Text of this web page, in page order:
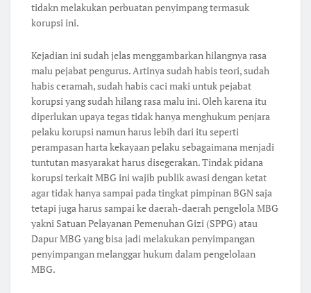
tidakn melakukan perbuatan penyimpang termasuk
korupsi ini.
Kejadian ini sudah jelas menggambarkan hilangnya rasa
malu pejabat pengurus. Artinya sudah habis teori, sudah
habis ceramah, sudah habis caci maki untuk pejabat
korupsi yang sudah hilang rasa malu ini. Oleh karena itu
diperlukan upaya tegas tidak hanya menghukum penjara
pelaku korupsi namun harus lebih dari itu seperti
perampasan harta kekayaan pelaku sebagaimana menjadi
tuntutan masyarakat harus disegerakan. Tindak pidana
korupsi terkait MBG ini wajib publik awasi dengan ketat
agar tidak hanya sampai pada tingkat pimpinan BGN saja
tetapi juga harus sampai ke daerah-daerah pengelola MBG
yakni Satuan Pelayanan Pemenuhan Gizi (SPPG) atau
Dapur MBG yang bisa jadi melakukan penyimpangan
penyimpangan melanggar hukum dalam pengelolaan
MBG.